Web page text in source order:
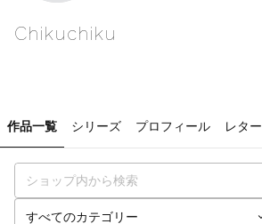
Chikuchiku
作品一覧 シリーズ プロフィール レター